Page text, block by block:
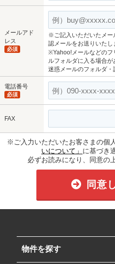
メールアド
レス
必須
※ご記入いただいたメー
認メールをお送りいたし
※Yahoo!メールなどのフ
ルフォルダに入る場合が
迷惑メールのフォルダ・
電話番号
必須
FAX
※ご入力いただいたお客さまの個
いについて」 に基づき
必ずお読みになり、同意の
同意
物件を探す